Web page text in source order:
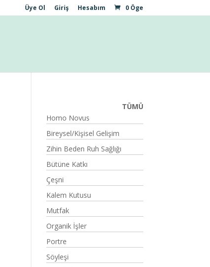
Üye Ol Giriş Hesabım 0 Öge
TÜMÜ
Homo Novus
Bireysel/Kişisel Gelişim
Zihin Beden Ruh Sağlığı
Bütüne Katkı
Çeşni
Kalem Kutusu
Mutfak
Organik İşler
Portre
Söyleşi